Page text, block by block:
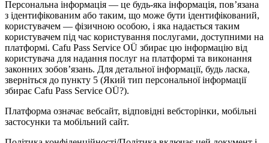
Персональна інформація — це будь-яка інформація, пов’язана
з ідентифікованим або таким, що може бути ідентифікований,
користувачем — фізичною особою, і яка надається таким
користувачем під час користування послугами, доступними на
платформі. Cafu Pass Service OÜ збирає цю інформацію від
користувача для надання послуг на платформі та виконання
законних зобов’язань. Для детальної інформації, будь ласка,
зверніться до пункту 5 (Який тип персональної інформації
збирає Cafu Pass Service OÜ?).
Платформа означає вебсайт, відповідні вебсторінки, мобільні
застосунки та мобільний сайт.